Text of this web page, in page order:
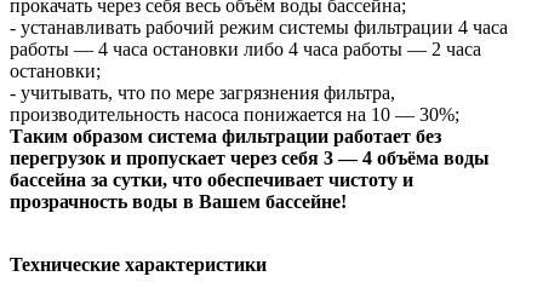
прокачать через себя весь объём воды бассейна;
- устанавливать рабочий режим системы фильтрации 4 часа
работы — 4 часа остановки либо 4 часа работы — 2 часа
остановки;
- учитывать, что по мере загрязнения фильтра,
производительность насоса понижается на 10 — 30%;
Таким образом система фильтрации работает без
перегрузок и пропускает через себя 3 — 4 объёма воды
бассейна за сутки, что обеспечивает чистоту и
прозрачность воды в Вашем бассейне!
Технические характеристики